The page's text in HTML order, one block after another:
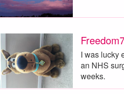
I was lucky
an NHS
weeks.